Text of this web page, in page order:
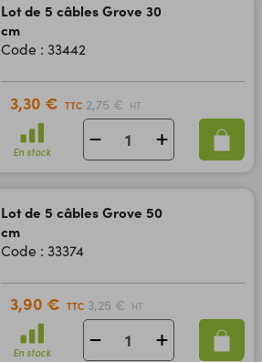
Lot de 5 câbles Grove 30
cm
Code : 33442
3,30 € TTC 2,75 € HT
En stock
Lot de 5 câbles Grove 50
cm
Code : 33374
3,90 € TTC 3,25 € HT
En stock